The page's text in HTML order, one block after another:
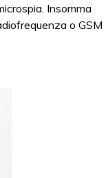
Insomma
o GSM